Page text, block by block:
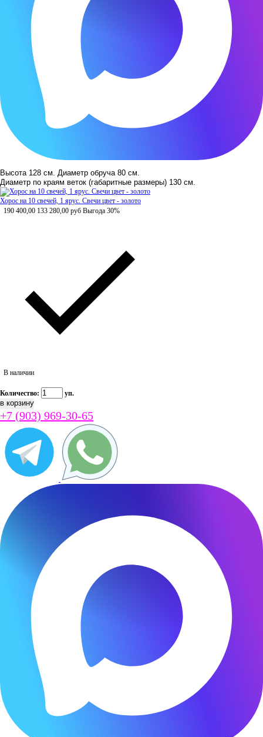
Высота 128 см. Диаметр обруча 80 см.
Диаметр по краям веток (габаритные размеры) 130 см.
Хорос на 10 свечей, 1 ярус. Свечи цвет - золото
190 400,00 133 280,00 руб Выгода 30%
В наличии
Количество: уп.
+7 (903) 969-30-65